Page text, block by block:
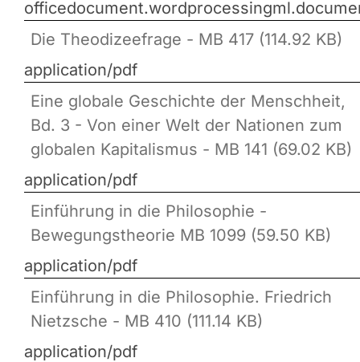
Die Theodizeefrage - MB 417 (114.92 KB)
application/pdf
Eine globale Geschichte der Menschheit,
Bd. 3 - Von einer Welt der Nationen zum
globalen Kapitalismus - MB 141 (69.02 KB)
application/pdf
Einführung in die Philosophie -
Bewegungstheorie MB 1099 (59.50 KB)
application/pdf
Einführung in die Philosophie. Friedrich
Nietzsche - MB 410 (111.14 KB)
application/pdf